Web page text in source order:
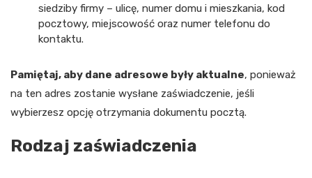
siedziby firmy – ulicę, numer domu i mieszkania, kod
pocztowy, miejscowość oraz numer telefonu do
kontaktu.
Pamiętaj, aby dane adresowe były aktualne, ponieważ
na ten adres zostanie wysłane zaświadczenie, jeśli
wybierzesz opcję otrzymania dokumentu pocztą.
Rodzaj zaświadczenia